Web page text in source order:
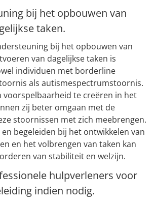
bij het opbouwen van
taken.
bij het opbouwen van
van dagelijkse taken is
individuen met borderline
als autismespectrumstoornis.
te creëren in het
zij beter omgaan met de
stoornissen met zich meebrengen.
begeleiden bij het ontwikkelen van
en het volbrengen van taken kan
van stabiliteit en welzijn.
hulpverleners voor
indien nodig.